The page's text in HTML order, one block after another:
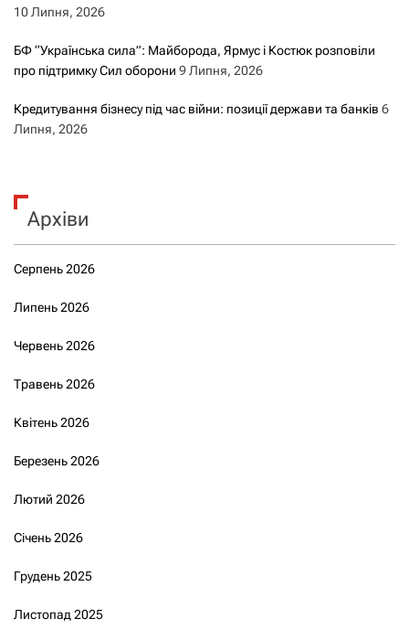
10 Липня, 2026
БФ “Українська сила”: Майборода, Ярмус і Костюк розповіли
про підтримку Сил оборони 9 Липня, 2026
Кредитування бізнесу під час війни: позиції держави та банків 6
Липня, 2026
Архіви
Серпень 2026
Липень 2026
Червень 2026
Травень 2026
Квітень 2026
Березень 2026
Лютий 2026
Січень 2026
Грудень 2025
Листопад 2025